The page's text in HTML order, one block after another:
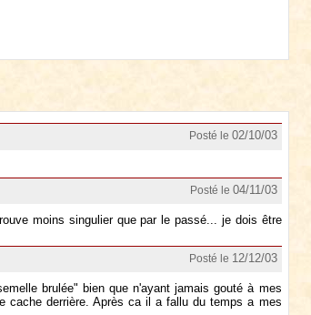
Posté le 02/10/03
Posté le 04/11/03
moins singulier que par le passé... je dois être
Posté le 12/12/03
brulée" bien que n'ayant jamais gouté à mes
cache derrière. Après ca il a fallu du temps a mes